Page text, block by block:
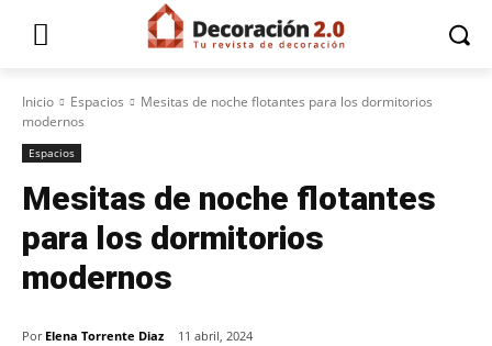
Inicio Espacios
Mesitas de noche flotantes para los dormitorios
modernos
Espacios
Mesitas de noche flotantes
para los dormitorios
modernos
Por Elena Torrente Diaz 11 abril, 2024